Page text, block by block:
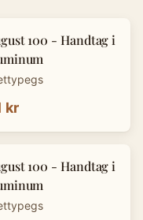
100 - Handtag i
kr
100 - Handtag i